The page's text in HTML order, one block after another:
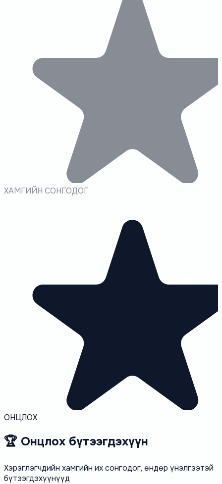
ХАМГИЙН СОНГОДОГ
ОНЦЛОХ
🏆 Онцлох бүтээгдэхүүн
Хэрэглэгчдийн хамгийн их сонгодог, өндөр үнэлгээтэй
бүтээгдэхүүнүүд